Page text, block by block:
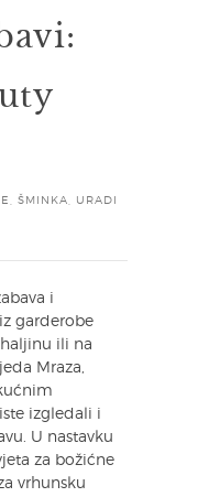
ŠMINKA
URADI
i
garderobe
ili na
Mraza,
izgledali i
U nastavku
za božićne
vrhunsku